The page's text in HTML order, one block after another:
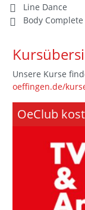
Line Dance
Body Complete
Unsere Kurse
oeffingen.de/
OeClub